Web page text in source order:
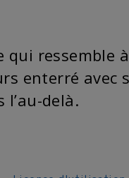
ressemble
enterré avec
delà.